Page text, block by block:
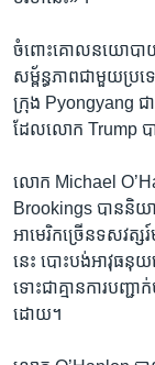
ចំពោះ​គោលនយោបាយ
សម្ព័ន្ធភាពជា​មួយប្រ
ក្រុង Pyongyang
ដែលលោក Trump បា
លោក Michael
Brookings​ បាន​និ
អាមេរិក​ច្រើន​ទសវត្
នេះ បោះបង់​អាវុធ​នុយ
ទោះ​ជា​គ្មាន​ការ​បញ្
ដោយ។